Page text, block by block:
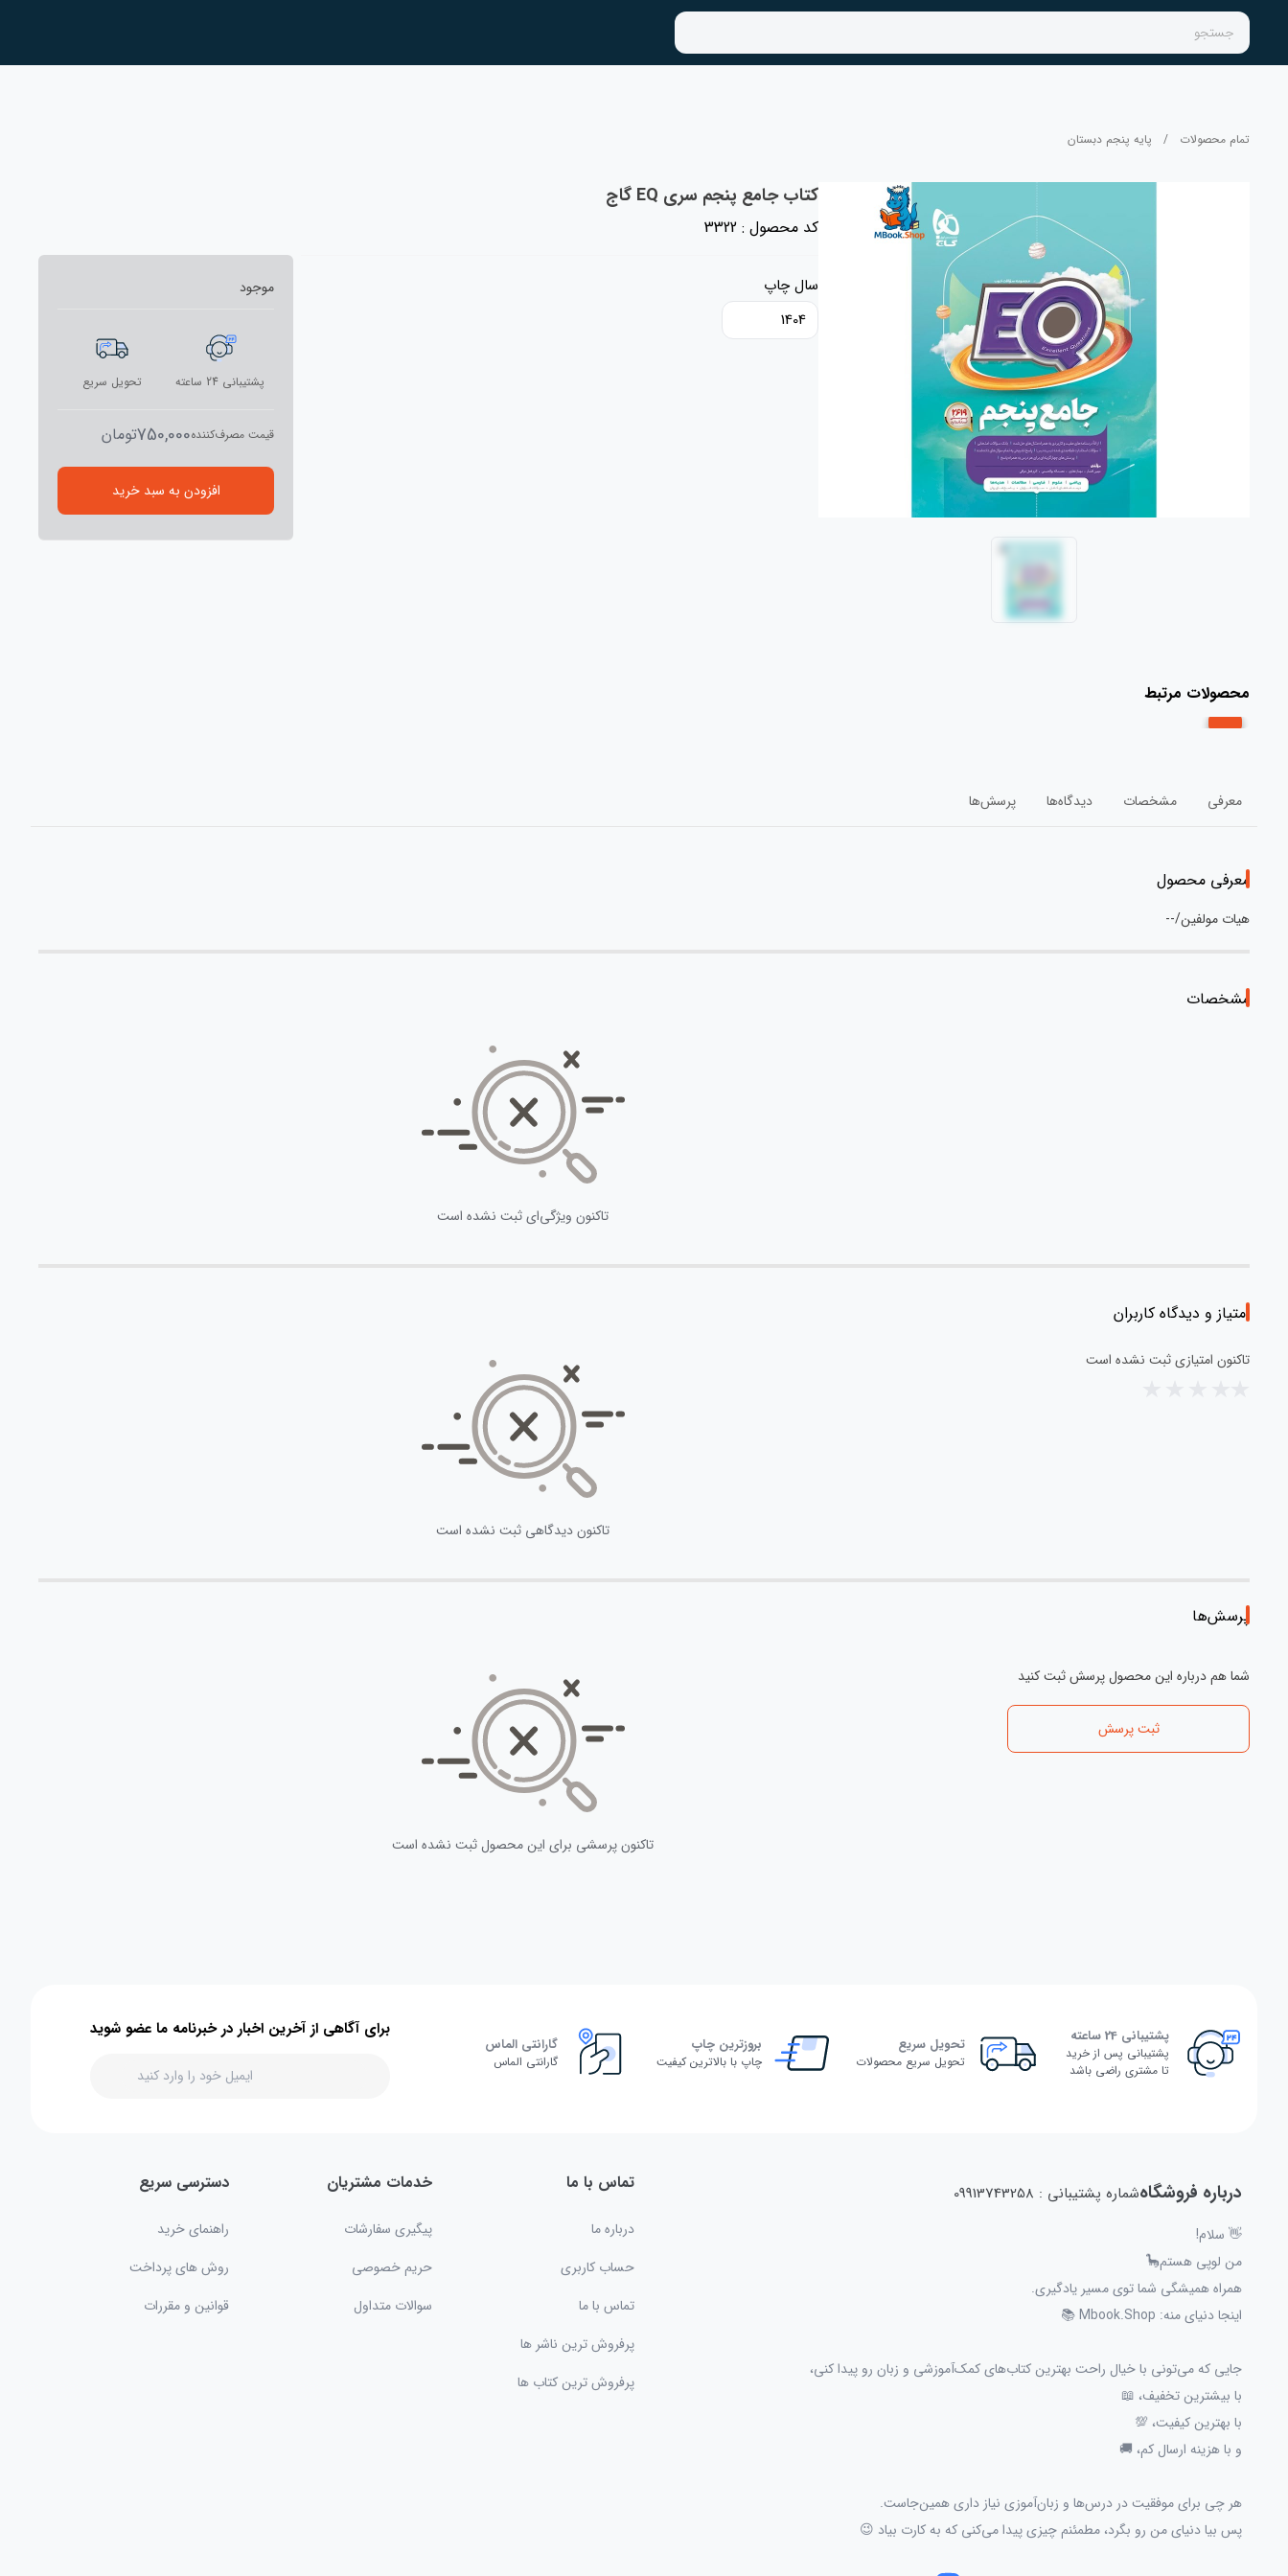
جستجو
تمام محصولات / پایه پنجم دبستان
کتاب جامع پنجم سری EQ گاج
کد محصول : 3322
سال چاپ
1404
موجود
پشتیبانی 24 ساعته تحویل سریع
قیمت مصرف‌کننده750,000تومان
افزودن به سبد خرید
محصولات مرتبط
معرفی مشخصات دیدگاه‌ها پرسش‌ها
معرفی محصول
هیات مولفین/--
مشخصات
تاکنون ویژگی‌ای ثبت نشده است
امتیاز و دیدگاه کاربران
تاکنون امتیازی ثبت نشده است
تاکنون دیدگاهی ثبت نشده است
پرسش‌ها
شما هم درباره این محصول پرسش ثبت کنید
ثبت پرسش
تاکنون پرسشی برای این محصول ثبت نشده است
پشتیبانی 24 ساعته
پشتیبانی پس از خرید
تا مشتری راضی باشد
تحویل سریع
تحویل سریع محصولات
بروزترین چاپ
چاپ با بالاترین کیفیت
گارانتی الماس
گارانتی الماس
برای آگاهی از آخرین اخبار در خبرنامه ما عضو شوید
درباره فروشگاهشماره پشتیبانی : 09913743258
👋 سلام!
من لوپی هستم🦕
همراه همیشگی شما توی مسیر یادگیری.
اینجا دنیای منه: Mbook.Shop 📚
جایی که می‌تونی با خیال راحت بهترین کتاب‌های کمک‌آموزشی و زبان رو پیدا کنی،
با بیشترین تخفیف، 📖
با بهترین کیفیت، 💯
و با هزینه ارسال کم، 🚚
هر چی برای موفقیت در درس‌ها و زبان‌آموزی نیاز داری همین‌جاست.
پس بیا دنیای من رو بگرد، مطمئنم چیزی پیدا می‌کنی که به کارت بیاد 😉
تماس با ما
درباره ما
حساب کاربری
تماس با ما
پرفروش ترین ناشر ها
پرفروش ترین کتاب ها
خدمات مشتریان
پیگیری سفارشات
حریم خصوصی
سوالات متداول
دسترسی سریع
راهنمای خرید
روش های پرداخت
قوانین و مقررات